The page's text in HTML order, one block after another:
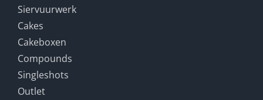
Siervuurwerk
Cakes
Cakeboxen
Compounds
Singleshots
Outlet